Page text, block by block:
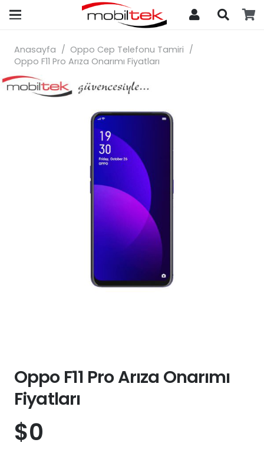
Anasayfa / Oppo Cep Telefonu Tamiri /
Oppo F11 Pro Arıza Onarımı Fiyatları
Oppo F11 Pro Arıza Onarımı
Fiyatları
$0